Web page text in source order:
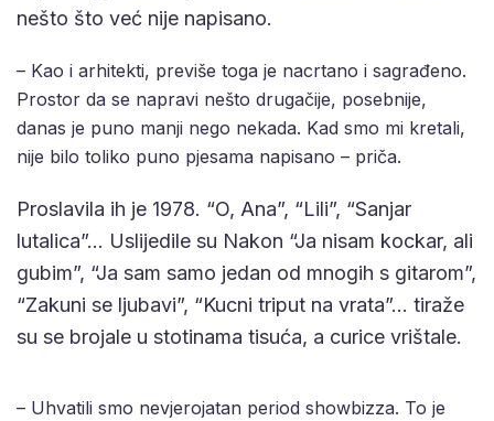
nešto što već nije napisano.
– Kao i arhitekti, previše toga je nacrtano i sagrađeno.
Prostor da se napravi nešto drugačije, posebnije,
danas je puno manji nego nekada. Kad smo mi kretali,
nije bilo toliko puno pjesama napisano – priča.
Proslavila ih je 1978. “O, Ana”, “Lili”, “Sanjar
lutalica”… Uslijedile su Nakon “Ja nisam kockar, ali
gubim”, “Ja sam samo jedan od mnogih s gitarom”,
“Zakuni se ljubavi”, “Kucni triput na vrata”… tiraže
su se brojale u stotinama tisuća, a curice vrištale.
– Uhvatili smo nevjerojatan period showbizza. To je